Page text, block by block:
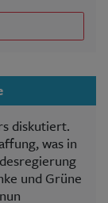
diskutiert.
was in
und Grüne